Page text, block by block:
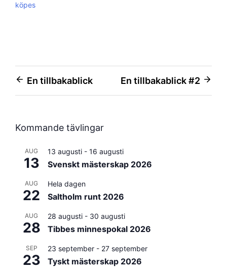
köpes
Inläggsnavigering
En tillbakablick En tillbakablick #2
Kommande tävlingar
AUG
13
13 augusti - 16 augusti
Svenskt mästerskap 2026
AUG
22
Hela dagen
Saltholm runt 2026
AUG
28
28 augusti - 30 augusti
Tibbes minnespokal 2026
SEP
23
23 september - 27 september
Tyskt mästerskap 2026